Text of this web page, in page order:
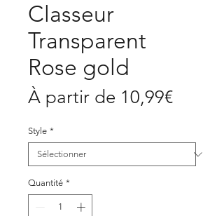
Classeur
Transparent
Rose gold
À partir de 10,99€Prix
Style *
Quantité *